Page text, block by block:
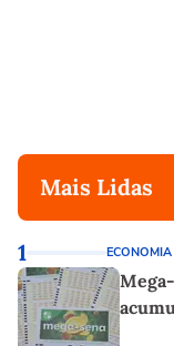
Mais Lidas
1 ECONOMIA